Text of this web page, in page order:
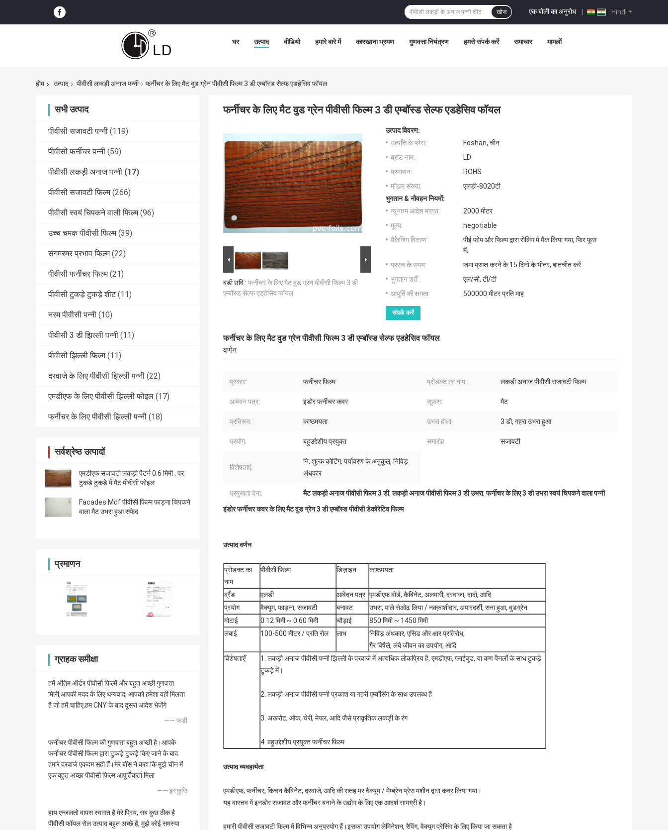
Hindi
एक बोली का अनुरोध |
खोज
घर उत्पाद वीडियो हमारे बारे में कारखाना भ्रमण गुणवत्ता नियंत्रण हमसे संपर्क करें समाचार मामलों
होम उत्पाद पीवीसी लकड़ी अनाज पन्नी फर्नीचर के लिए मैट वुड ग्रेन पीवीसी फिल्म 3 डी एम्बॉस्ड सेल्फ एडहेसिव फॉयल
सभी उत्पाद
पीवीसी सजावटी पन्नी (119)
पीवीसी फर्नीचर पन्नी (59)
पीवीसी लकड़ी अनाज पन्नी (17)
पीवीसी सजावटी फिल्म (266)
पीवीसी स्वयं चिपकने वाली फिल्म (96)
उच्च चमक पीवीसी फिल्म (39)
संगमरमर प्रभाव फिल्म (22)
पीवीसी फर्नीचर फिल्म (21)
पीवीसी टुकड़े टुकड़े शीट (11)
नरम पीवीसी पन्नी (10)
पीवीसी 3 डी झिल्ली पन्नी (11)
पीवीसी झिल्ली फिल्म (11)
दरवाजे के लिए पीवीसी झिल्ली पन्नी (22)
एमडीएफ के लिए पीवीसी झिल्ली फोइल (17)
फर्नीचर के लिए पीवीसी झिल्ली पन्नी (18)
सर्वश्रेष्ठ उत्पादों
एमडीएफ सजावटी लकड़ी पैटर्न 0.6 मिमी . पर
टुकड़े टुकड़े में मैट पीवीसी फोइल
Facades Mdf पीवीसी फिल्म फाड़ना चिपकने
वाला मैट उभरा हुआ सफेद
प्रमाणन
ग्राहक समीक्षा
हमें अंतिम ऑर्डर पीवीसी फिल्में और बहुत अच्छी गुणवत्ता
मिली,आपकी मदद के लिए धन्यवाद, आपको हमेशा वही मिलता
है जो हमें चाहिए,हम CNY के बाद दूसरा आदेश भेजेंगे
—— फडी
फर्नीचर पीवीसी फिल्म की गुणवत्ता बहुत अच्छी है।आपके
फर्नीचर पीवीसी फिल्म द्वारा टुकड़े टुकड़े किए जाने के बाद
हमारे दरवाजे एकदम सही हैं।मेरे बॉस ने कहा कि मुझे चीन में
एक बहुत अच्छा पीवीसी फिल्म आपूर्तिकर्ता मिला
—— इस्कुसि
हाय एन्जलतो वापस स्वागत है मेरे प्रिय, सब कुछ ठीक है
पीवीसी फॉयल रोल उत्पाद बहुत अच्छे हैं, मुझे कोई समस्या
फर्नीचर के लिए मैट वुड ग्रेन पीवीसी फिल्म 3 डी एम्बॉस्ड सेल्फ एडहेसिव फॉयल
बड़ी छवि : फर्नीचर के लिए मैट वुड ग्रेन पीवीसी फिल्म 3 डी
एम्बॉस्ड सेल्फ एडहेसिव फॉयल
उत्पाद विवरण:
उत्पत्ति के प्लेस:
Foshan, चीन
ब्रांड नाम:
LD
प्रमाणन:
ROHS
मॉडल संख्या:
एलडी-8020टी
भुगतान & नौवहन नियमों:
न्यूनतम आदेश मात्रा:
2000 मीटर
मूल्य:
negotiable
पैकेजिंग विवरण:
पीई फोम और फिल्म द्वारा रोलिंग में पैक किया गया, फिर फूस
में;
प्रसव के समय:
जमा प्राप्त करने के 15 दिनों के भीतर, बातचीत करें
भुगतान शर्तें:
एल/सी, टी/टी
आपूर्ति की क्षमता:
500000 मीटर प्रति माह
संपर्क करें
फर्नीचर के लिए मैट वुड ग्रेन पीवीसी फिल्म 3 डी एम्बॉस्ड सेल्फ एडहेसिव फॉयल
वर्णन
प्रकार: फर्नीचर फिल्म प्रोडक्ट का नाम: लकड़ी अनाज पीवीसी सजावटी फिल्म
आवेदन पत्र: इंडोर फर्नीचर कवर सूफ़स: मैट
प्रतिरूप: काष्ठमयता उभरा होता: 3 डी, गहरा उभरा हुआ
प्रयोग: बहुउद्देशीय प्रयुक्त समारोह: सजावटी
विशेषताएं:
नि: शुल्क कोटिंग, पर्यावरण के अनुकूल, निविड़
अंधकार
प्रमुखता देना: मैट लकड़ी अनाज पीवीसी फिल्म 3 डी,लकड़ी अनाज पीवीसी फिल्म 3 डी उभरा,फर्नीचर के लिए 3 डी उभरा स्वयं चिपकने वाला पन्नी
इंडोर फर्नीचर कवर के लिए मैट वुड ग्रेन 3 डी एम्बॉस्ड पीवीसी डेकोरेटिव फिल्म
उत्पाद वर्णन
प्रोडक्ट का
नाम
पीवीसी फिल्म डिज़ाइन काष्ठमयता
ब्रैंड एलडी आवेदन पत्र एमडीएफ बोर्ड, कैबिनेट, अलमारी, दरवाजा, दादो, आदि
प्रयोग
वैक्यूम, फाड़ना, सजावटी बनावट
उभरा, पाले सेओढ़ लिया / नक़्क़ाशीदार, अपारदर्शी, सना हुआ, वुडग्रेन
मोटाई
0.12 मिमी ~ 0.60 मिमी चौड़ाई
850 मिमी ~ 1450 मिमी
लंबाई
100-500 मीटर / प्रति रोल लाभ
निविड़ अंधकार, एसिड और क्षार प्रतिरोध,
गैर विषैले, लंबे जीवन का उपयोग, आदि
विशेषताएँ
1. लकड़ी अनाज पीवीसी पन्नी झिल्ली के दरवाजे में अत्यधिक लोकप्रिय है, एमडीएफ, प्लाईवुड, या कण पैनलों के साथ टुकड़े
टुकड़े में।
2. लकड़ी अनाज पीवीसी पन्नी प्रकाश या गहरी एम्बॉसिंग के साथ उपलब्ध है
3. अखरोट, ओक, चेरी, मेपल, आदि जैसे प्राकृतिक लकड़ी के रंग
4. बहुउद्देशीय प्रयुक्त फर्नीचर फिल्म
उत्पाद व्यवहार्यता
एमडीएफ, फर्नीचर, किचन कैबिनेट, दरवाजे, आदि की सतह पर वैक्यूम / मेम्ब्रेन प्रेस मशीन द्वारा कवर किया गया।
यह वास्तव में इनडोर सजावट और फर्नीचर बनाने के उद्योग के लिए एक आदर्श सामग्री है।
हमारी पीवीसी सजावटी फिल्म में विभिन्न अनुप्रयोग हैं।इसका उपयोग लेमिनेशन, रैपिंग, वैक्यूम प्रेसिंग के लिए किया जा सकता है